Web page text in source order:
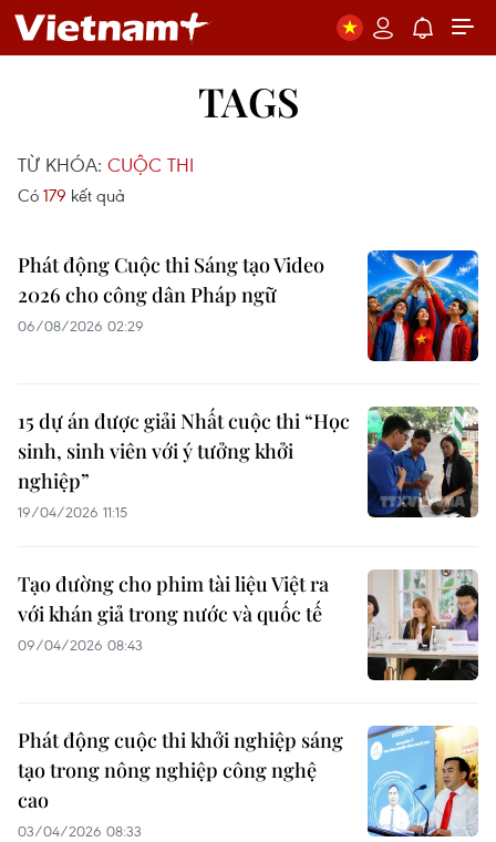
TAGS
TỪ KHÓA: CUỘC THI
Có 179 kết quả
Phát động Cuộc thi Sáng tạo Video
2026 cho công dân Pháp ngữ
06/08/2026 02:29
15 dự án được giải Nhất cuộc thi “Học
sinh, sinh viên với ý tưởng khởi
nghiệp”
19/04/2026 11:15
Tạo đường cho phim tài liệu Việt ra
với khán giả trong nước và quốc tế
09/04/2026 08:43
Phát động cuộc thi khởi nghiệp sáng
tạo trong nông nghiệp công nghệ
cao
03/04/2026 08:33